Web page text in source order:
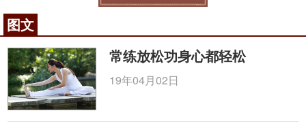
图文
常练放松功身心都轻松
19年04月02日